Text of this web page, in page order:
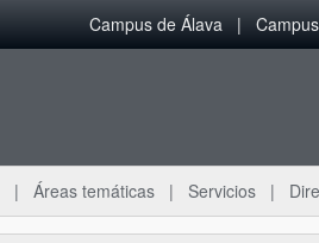
Campus de Álava
Áreas temáticas Servicios